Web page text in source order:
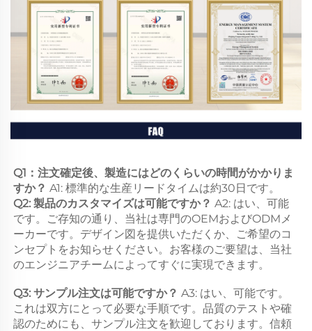
Q1：注文確定後、製造にはどのくらいの時間がかかりま
すか？ A1: 標準的な生産リードタイムは約30日です。
Q2: 製品のカスタマイズは可能ですか？ A2: はい、可能
です。ご存知の通り、当社は専門のOEMおよびODMメ
ーカーです。デザイン図を提供いただくか、ご希望のコ
ンセプトをお知らせください。お客様のご要望は、当社
のエンジニアチームによってすぐに実現できます。
Q3: サンプル注文は可能ですか？ A3: はい、可能です。
これは双方にとって必要な手順です。品質のテストや確
認のためにも、サンプル注文を歓迎しております。信頼